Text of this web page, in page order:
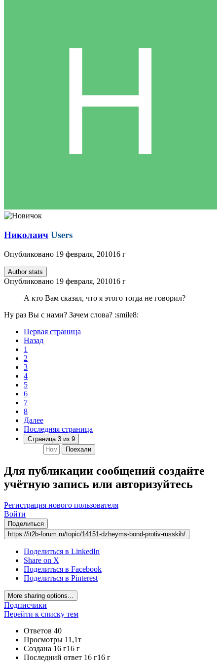
Николаич Users
Опубликовано 19 февраля, 201016 г
Author stats
Опубликовано 19 февраля, 201016 г
А кто Вам сказал, что я этого тогда не говорил?
Ну раз Вы с нами? Зачем слова? :smile8:
Первая страница
Назад
1
2
3
4
5
6
7
8
Далее
Последняя страница
Страница 3 из 9
Поехали
Для публикации сообщений создайте
учётную запись или авторизуйтесь
Регистрация нового пользователя
Войти
Поделиться
https://it2b-forum.ru/topic/14151-dzheyms-bond-protiv-russkih/
Поделиться в LinkedIn
Share on X
Поделиться в Facebook
Поделиться в Pinterest
More sharing options...
Подписчики
Перейти к списку тем
Ответов 40
Просмотры 11,1т
Создана 16 г16 г
Последний ответ 16 г16 г